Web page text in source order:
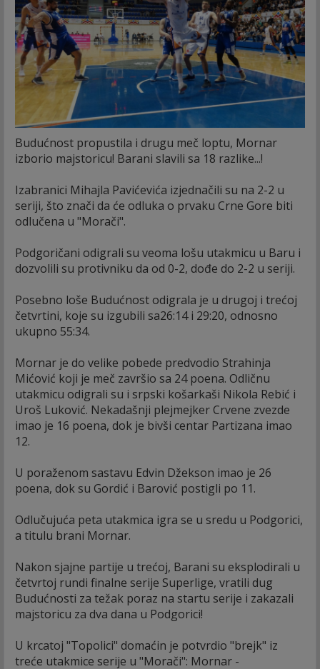
Budućnost propustila i drugu meč loptu, Mornar
izborio majstoricu! Barani slavili sa 18 razlike...!
Izabranici Mihajla Pavićevića izjednačili su na 2-2 u
seriji, što znači da će odluka o prvaku Crne Gore biti
odlučena u "Morači".
Podgoričani odigrali su veoma lošu utakmicu u Baru i
dozvolili su protivniku da od 0-2, dođe do 2-2 u seriji.
Posebno loše Budućnost odigrala je u drugoj i trećoj
četvrtini, koje su izgubili sa26:14 i 29:20, odnosno
ukupno 55:34.
Mornar je do velike pobede predvodio Strahinja
Mićović koji je meč završio sa 24 poena. Odličnu
utakmicu odigrali su i srpski košarkaši Nikola Rebić i
Uroš Luković. Nekadašnji plejmejker Crvene zvezde
imao je 16 poena, dok je bivši centar Partizana imao
12.
U poraženom sastavu Edvin Džekson imao je 26
poena, dok su Gordić i Barović postigli po 11.
Odlučujuća peta utakmica igra se u sredu u Podgorici,
a titulu brani Mornar.
Nakon sjajne partije u trećoj, Barani su eksplodirali u
četvrtoj rundi finalne serije Superlige, vratili dug
Budućnosti za težak poraz na startu serije i zakazali
majstoricu za dva dana u Podgorici!
U krcatoj "Topolici" domaćin je potvrdio "brejk" iz
treće utakmice serije u "Morači": Mornar -